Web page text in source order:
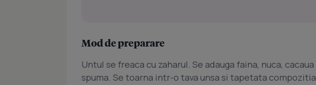
Mod de preparare
Untul se freaca cu zaharul. Se adauga faina, nuca,
spuma. Se toarna intr-o tava unsa si tapetata